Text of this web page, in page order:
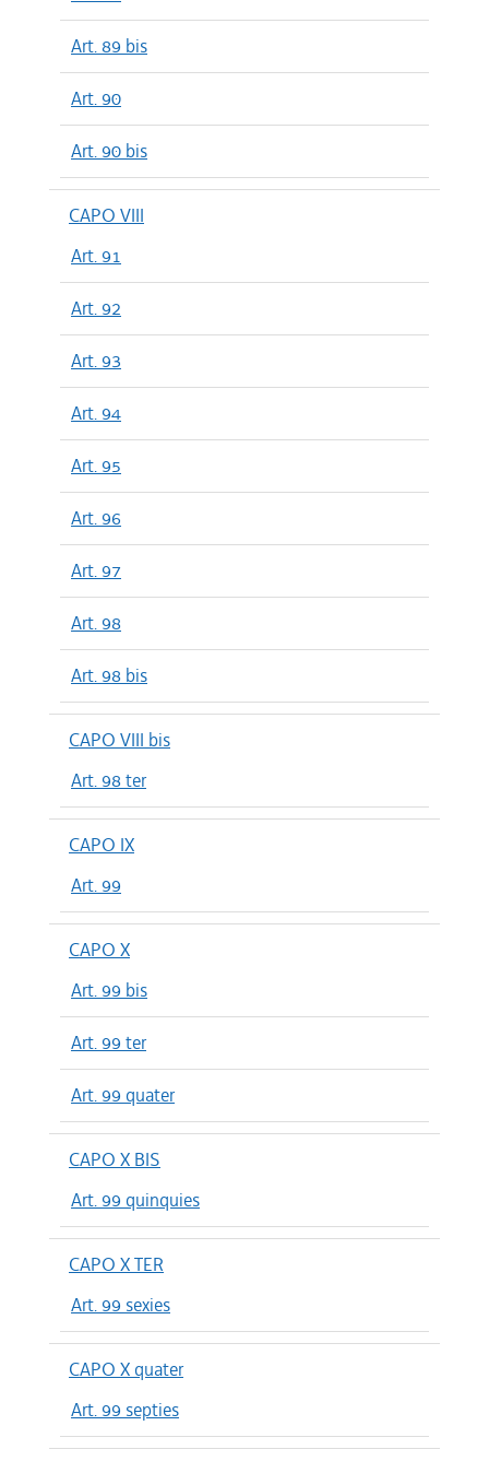
Art. 89 bis
Art. 90
Art. 90 bis
CAPO VIII
Art. 91
Art. 92
Art. 93
Art. 94
Art. 95
Art. 96
Art. 97
Art. 98
Art. 98 bis
CAPO VIII bis
Art. 98 ter
CAPO IX
Art. 99
CAPO X
Art. 99 bis
Art. 99 ter
Art. 99 quater
CAPO X BIS
Art. 99 quinquies
CAPO X TER
Art. 99 sexies
CAPO X quater
Art. 99 septies